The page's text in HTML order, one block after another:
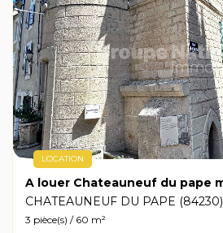
LOCATION
CHATEAUNEUF DU PAPE (84230)
3 pièce(s) / 60 m²